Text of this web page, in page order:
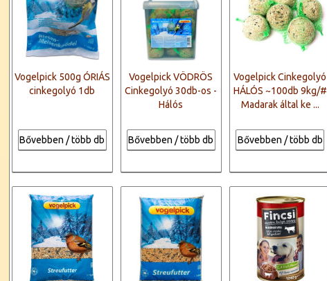
Vogelpick 500g ÓRIÁS
cinkegolyó 1db
Bővebben / több db
Vogelpick VÖDRÖS
Cinkegolyó 30db-os -
Hálós
Bővebben / több db
Vogelpick Cinkegolyó
HÁLÓS ~100db 9kg/#
Madarak által ke ...
Bővebben / több db